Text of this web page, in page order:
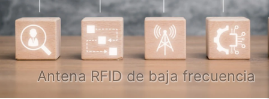
Antena RFID de baja frecuencia